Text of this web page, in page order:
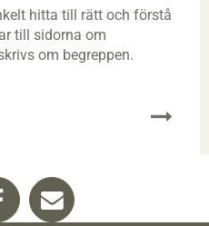
hitta till rätt och förstå
till sidorna om
om begreppen.